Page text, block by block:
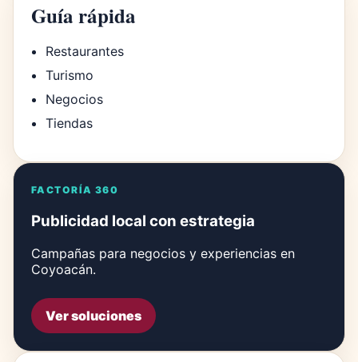
Guía rápida
Restaurantes
Turismo
Negocios
Tiendas
FACTORÍA 360
Publicidad local con estrategia
Campañas para negocios y experiencias en
Coyoacán.
Ver soluciones